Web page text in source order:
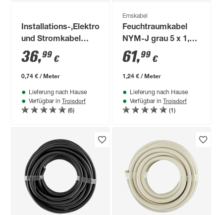
Installations-,Elektro-
und Stromkabel
NYM-J 3x1,5mm² 50
m
36,99 €
0,74 € / Meter
Lieferung nach Hause
Verfügbar in Troisdorf
(6)
Emskabel
Feuchtraumkabel
NYM-J grau 5 x 1,5
mm², 50 m
61,99 €
1,24 € / Meter
Lieferung nach Hause
Verfügbar in Troisdorf
(1)